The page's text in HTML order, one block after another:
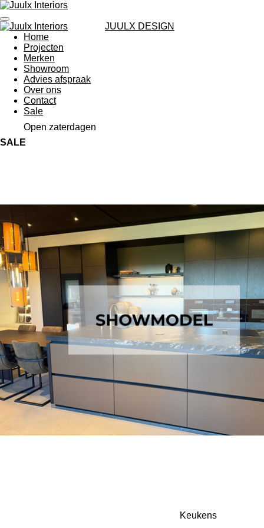
Ga
direct
naar
de
hoofdinhoud
JUULX DESIGN
Home
Projecten
Merken
Showroom
Advies afspraak
Over ons
Contact
Sale
Open zaterdagen
SALE
Keukens